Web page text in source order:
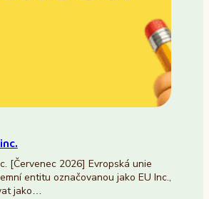
[Červenec 2026] Evropská unie
entitu označovanou jako EU Inc.,
jako…